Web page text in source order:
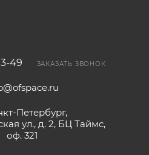
49 ЗАКАЗАТЬ ЗВОНОК
Петербург,
ул., д. 2, БЦ Таймс,
оф. 321